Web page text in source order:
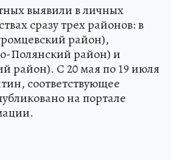
выявили в личных
сразу трех районов: в
район),
Полянский район) и
район). С 20 мая по 19 июля
соответствующее
на портале